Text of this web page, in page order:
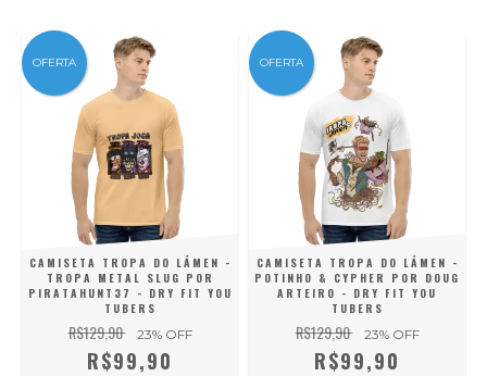
OFERTA
CAMISETA TROPA DO LÁMEN -
TROPA METAL SLUG POR
PIRATAHUNT37 - DRY FIT YOU
TUBERS
R$129,90 23% OFF
R$99,90
OFERTA
CAMISETA TROPA DO LÁMEN -
POTINHO & CYPHER POR DOUG
ARTEIRO - DRY FIT YOU
TUBERS
R$129,90 23% OFF
R$99,90